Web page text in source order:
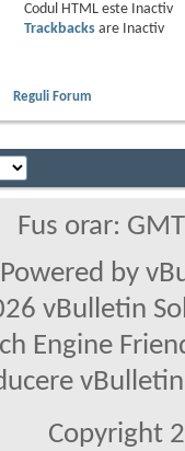
Codul HTML este
Inactiv
Trackbacksare
Inactiv
Reguli Forum
Fus orar:
Powered by
vBulletin
Engine
Copyright